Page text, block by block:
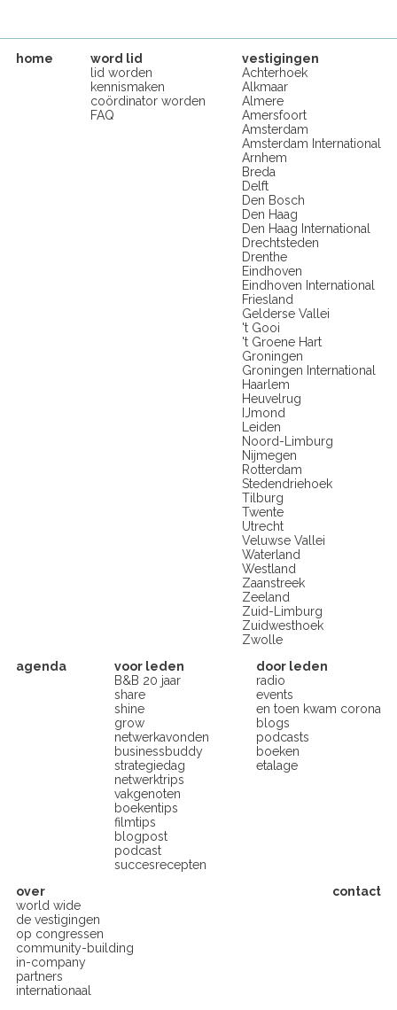
home
word lid
lid worden
kennismaken
coördinator worden
FAQ
vestigingen
Achterhoek
Alkmaar
Almere
Amersfoort
Amsterdam
Amsterdam International
Arnhem
Breda
Delft
Den Bosch
Den Haag
Den Haag International
Drechtsteden
Drenthe
Eindhoven
Eindhoven International
Friesland
Gelderse Vallei
't Gooi
't Groene Hart
Groningen
Groningen International
Haarlem
Heuvelrug
IJmond
Leiden
Noord-Limburg
Nijmegen
Rotterdam
Stedendriehoek
Tilburg
Twente
Utrecht
Veluwse Vallei
Waterland
Westland
Zaanstreek
Zeeland
Zuid-Limburg
Zuidwesthoek
Zwolle
agenda
voor leden
B&B 20 jaar
share
shine
grow
netwerkavonden
businessbuddy
strategiedag
netwerktrips
vakgenoten
boekentips
filmtips
blogpost
podcast
succesrecepten
door leden
radio
events
en toen kwam corona
blogs
podcasts
boeken
etalage
over
world wide
de vestigingen
op congressen
community-building
in-company
partners
internationaal
contact